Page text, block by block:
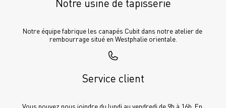
Notre usine de tapisserie
Notre équipe fabrique les canapés Cubit dans notre atelier de
rembourrage situé en Westphalie orientale.
Service client
Vous pouvez nous joindre du lundi au vendredi de 9h à 16h. En